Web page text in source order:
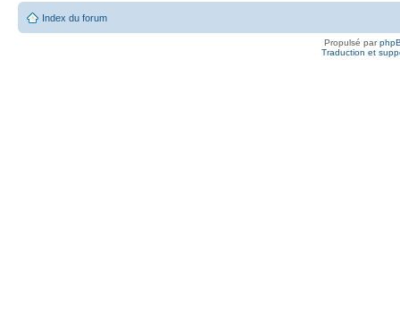
Index du forum
Propulsé par
Traduction et